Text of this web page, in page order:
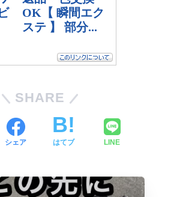
SHARE
シェア はてブ LINE